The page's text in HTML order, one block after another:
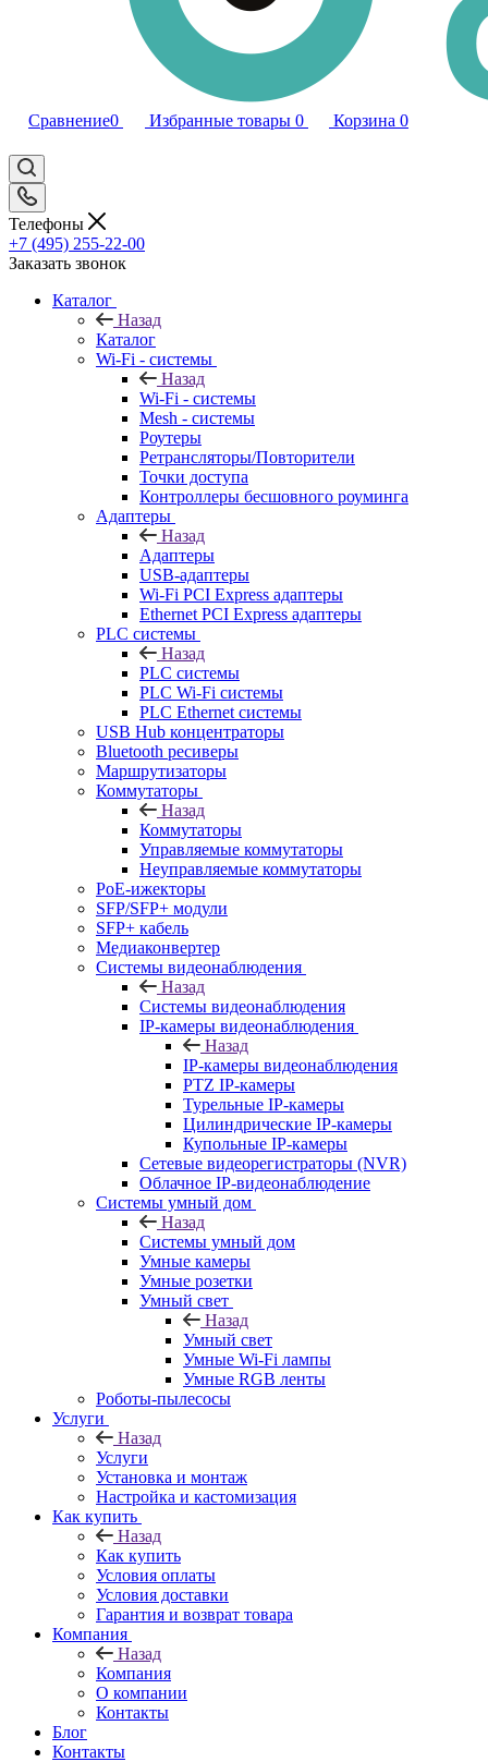
Сравнение0 Избранные товары 0 Корзина 0
Телефоны
+7 (495) 255-22-00
Заказать звонок
Каталог
Назад
Каталог
Wi-Fi - системы
Назад
Wi-Fi - системы
Mesh - системы
Роутеры
Ретрансляторы/Повторители
Точки доступа
Контроллеры бесшовного роуминга
Адаптеры
Назад
Адаптеры
USB-адаптеры
Wi-Fi PCI Express адаптеры
Ethernet PCI Express адаптеры
PLC системы
Назад
PLC системы
PLC Wi-Fi системы
PLC Ethernet системы
USB Hub концентраторы
Bluetooth ресиверы
Маршрутизаторы
Коммутаторы
Назад
Коммутаторы
Управляемые коммутаторы
Неуправляемые коммутаторы
PoE-ижекторы
SFP/SFP+ модули
SFP+ кабель
Медиаконвертер
Системы видеонаблюдения
Назад
Системы видеонаблюдения
IP-камеры видеонаблюдения
Назад
IP-камеры видеонаблюдения
PTZ IP-камеры
Турельные IP-камеры
Цилиндрические IP-камеры
Купольные IP-камеры
Сетевые видеорегистраторы (NVR)
Облачное IP-видеонаблюдение
Системы умный дом
Назад
Системы умный дом
Умные камеры
Умные розетки
Умный свет
Назад
Умный свет
Умные Wi-Fi лампы
Умные RGB ленты
Роботы-пылесосы
Услуги
Назад
Услуги
Установка и монтаж
Настройка и кастомизация
Как купить
Назад
Как купить
Условия оплаты
Условия доставки
Гарантия и возврат товара
Компания
Назад
Компания
О компании
Контакты
Блог
Контакты